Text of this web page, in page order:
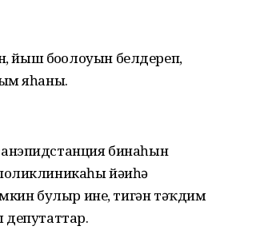
йыш боҙолоуын белдереп,
яһаны.
бинаһын
йәиһә
булыр ине, тигән тәҡдим